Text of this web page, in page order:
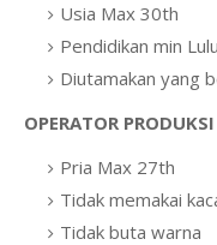
Usia Max 30th
Pendidikan min
Diutamakan yang
OPERATOR PRODUKSI
Pria Max 27th
Tidak memakai
Tidak buta warna